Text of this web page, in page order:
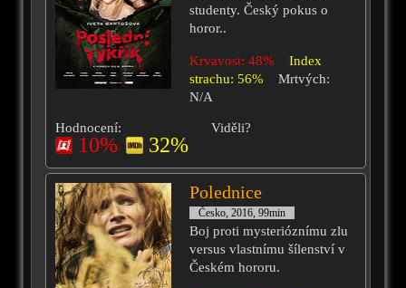
studenty. Český pokus o
horor..
Krvavost: 48%
Index
strachu: 56%
Mrtvých:
N/A
Hodnocení:
10% 32%
Viděli?
Polednice
Česko, 2016, 99min
Boj proti mysterióznímu zlu
versus vlastnímu šílenství v
Českém hororu.